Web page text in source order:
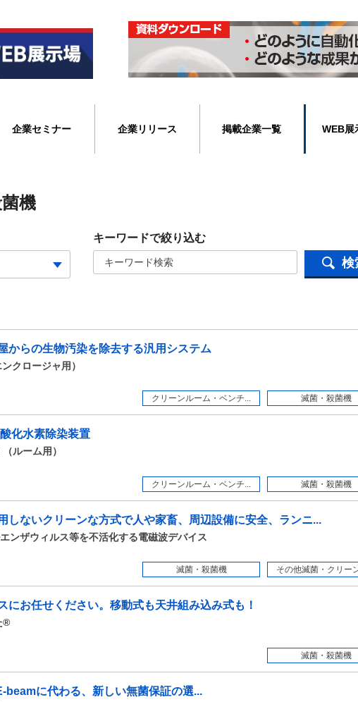
企業セミナー 企業リリース 掲載企業一覧 WEB展
機
キーワードで絞り込む
検
からの生物汚染を除去する汎用システム
クロージャ用）
クリーンルーム・ベンチ...
滅菌・殺菌機
化水素除染装置
ルーム用）
クリーンルーム・ベンチ...
滅菌・殺菌機
しないクリーンな方式で人や家畜、周辺設備に安全、ランニ...
ンザウィルス等を不活化する電磁波デバイス
滅菌・殺菌機
その他滅菌・クリー
にお任せください。移動式も天井組み込み式も！
®
滅菌・殺菌機
に代わる、新しい無菌保証の選...